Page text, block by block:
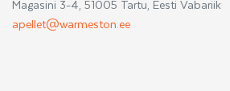
Magasini 3-4, 51005 Tartu, Eesti Vabariik
apellet@warmeston.ee